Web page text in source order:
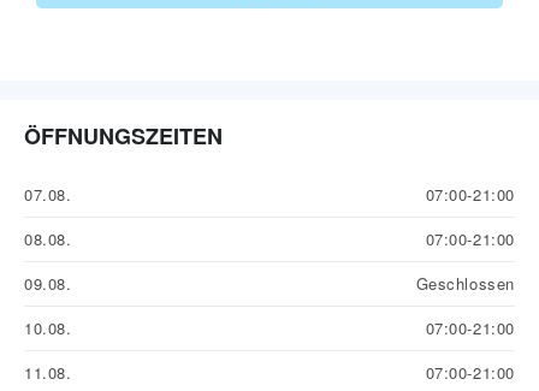
ÖFFNUNGSZEITEN
07.08.
07:00-21:00
08.08.
07:00-21:00
09.08.
Geschlossen
10.08.
07:00-21:00
11.08.
07:00-21:00